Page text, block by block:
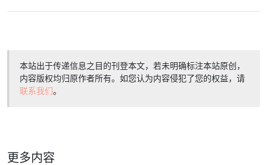
本站出于传递信息之目的刊登本文，若未明确标注本站原创，
内容版权均归原作者所有。如您认为内容侵犯了您的权益，请
联系我们。
更多内容